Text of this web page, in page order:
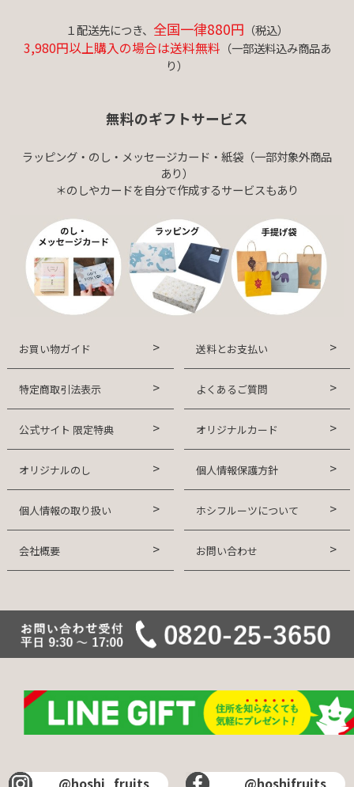
１配送先につき、 全国一律880円 （税込）
3,980円以上購入の場合は送料無料 （一部送料込み商品あ
り）
無料のギフトサービス
ラッピング・のし・メッセージカード・紙袋（一部対象外商品
あり）
＊のしやカードを自分で作成するサービスもあり
お買い物ガイド 送料とお支払い
特定商取引法表示 よくあるご質問
公式サイト 限定特典 オリジナルカード
オリジナルのし 個人情報保護方針
個人情報の取り扱い ホシフルーツについて
会社概要 お問い合わせ